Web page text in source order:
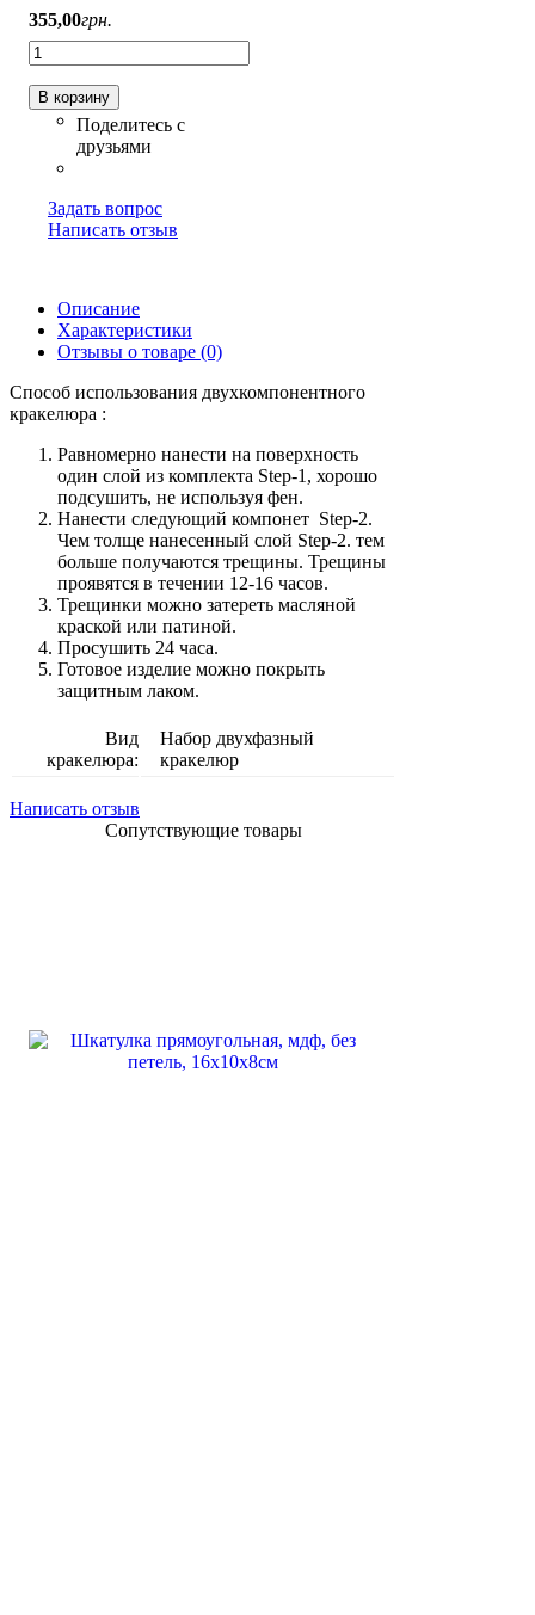
355,00грн.
В корзину
Задать вопрос
Написать отзыв
Описание
Характеристики
Отзывы о товаре (0)
Способ использования двухкомпонентного
кракелюра :
Равномерно нанести на поверхность
один слой из комплекта Step-1, хорошо
подсушить, не используя фен.
Нанести следующий компонет Step-2.
Чем толще нанесенный слой Step-2. тем
больше получаются трещины. Трещины
проявятся в течении 12-16 часов.
Трещинки можно затереть масляной
краской или патиной.
Просушить 24 часа.
Готовое изделие можно покрыть
защитным лаком.
Вид
кракелюра:
Набор двухфазный
кракелюр
Написать отзыв
Сопутствующие товары